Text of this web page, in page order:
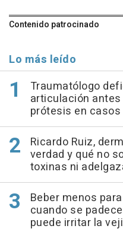
Contenido patrocinado
Lo más leído
Traumatólogo
articulación
prótesis en
Ricardo Ruiz,
verdad y qué no
toxinas ni
Beber menos
cuando se
puede irritar la